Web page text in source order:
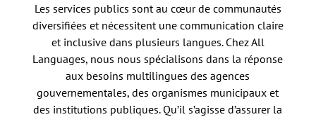
Les services publics sont au cœur de communautés
diversifiées et nécessitent une communication claire
et inclusive dans plusieurs langues. Chez All
Languages, nous nous spécialisons dans la réponse
aux besoins multilingues des agences
gouvernementales, des organismes municipaux et
des institutions publiques. Qu’il s’agisse d’assurer la